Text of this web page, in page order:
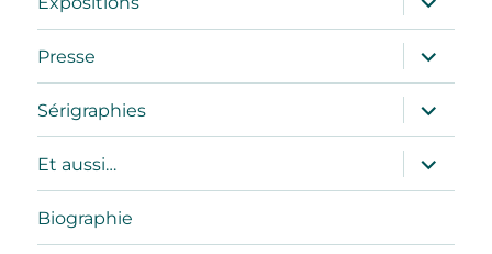
le
sous-
menu
Presse
ouvrir
le
sous-
menu
Sérigraphies
ouvrir
le
sous-
menu
Et aussi…
ouvrir
le
sous-
Biographie